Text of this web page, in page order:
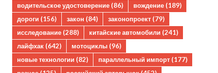
водительское удостоверение (86) вождение (189)
дороги (156) закон (84) законопроект (79)
исследование (288) китайские автомобили (241)
лайфхак (642) мотоциклы (96)
новые технологии (82) параллельный импорт (177)